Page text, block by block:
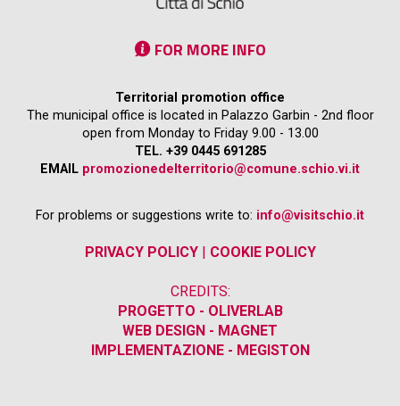
FOR MORE INFO
Territorial promotion office
The municipal office is located in Palazzo Garbin - 2nd floor
open from Monday to Friday 9.00 - 13.00
TEL. +39 0445 691285
EMAIL promozionedelterritorio@comune.schio.vi.it
For problems or suggestions write to: info@visitschio.it
PRIVACY POLICY| COOKIE POLICY
CREDITS:
PROGETTO - OLIVERLAB
WEB DESIGN - MAGNET
IMPLEMENTAZIONE - MEGISTON